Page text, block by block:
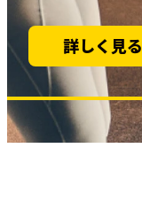
詳しく見る